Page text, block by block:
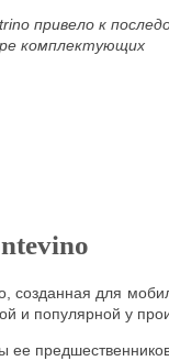
привело к
комплектующих
созданная для
и популярной у
ее